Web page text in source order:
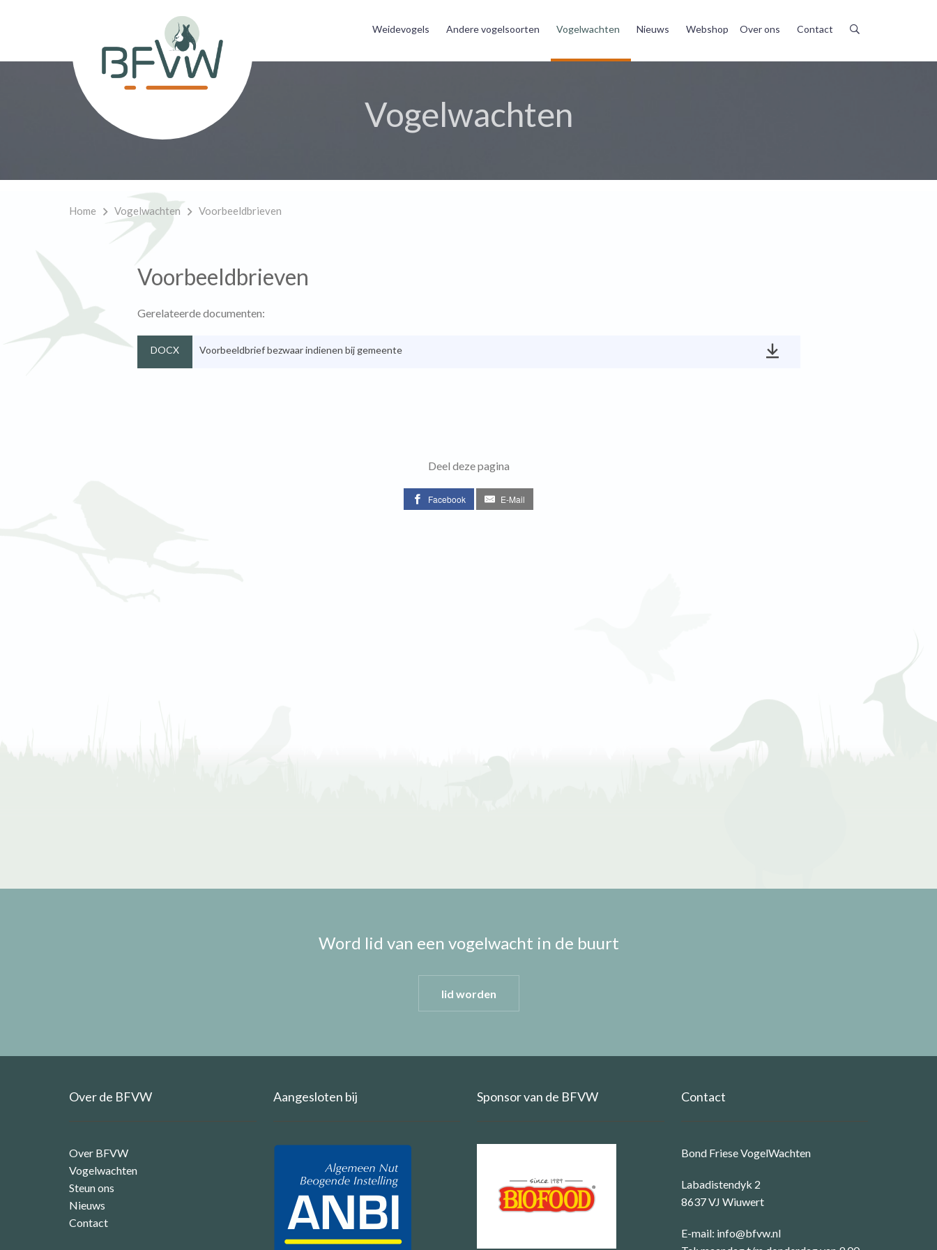
Weidevogels Andere vogelsoorten Vogelwachten Nieuws Webshop Over ons Contact
Vogelwachten
Home Vogelwachten Voorbeeldbrieven
Voorbeeldbrieven
Gerelateerde documenten:
DOCX Voorbeeldbrief bezwaar indienen bij gemeente
Deel deze pagina
Facebook E-Mail
Word lid van een vogelwacht in de buurt
lid worden
Over de BFVW
Over BFVW
Vogelwachten
Steun ons
Nieuws
Contact
Aangesloten bij Sponsor van de BFVW Contact
Bond Friese VogelWachten
Labadistendyk 2
8637 VJ Wiuwert
E-mail: info@bfvw.nl